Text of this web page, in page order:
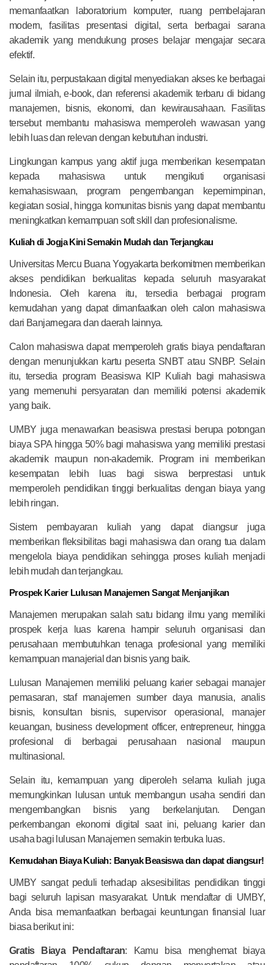
memanfaatkan laboratorium komputer, ruang pembelajaran
modern, fasilitas presentasi digital, serta berbagai sarana
akademik yang mendukung proses belajar mengajar secara
efektif.
Selain itu, perpustakaan digital menyediakan akses ke berbagai
jurnal ilmiah, e-book, dan referensi akademik terbaru di bidang
manajemen, bisnis, ekonomi, dan kewirausahaan. Fasilitas
tersebut membantu mahasiswa memperoleh wawasan yang
lebih luas dan relevan dengan kebutuhan industri.
Lingkungan kampus yang aktif juga memberikan kesempatan
kepada mahasiswa untuk mengikuti organisasi
kemahasiswaan, program pengembangan kepemimpinan,
kegiatan sosial, hingga komunitas bisnis yang dapat membantu
meningkatkan kemampuan soft skill dan profesionalisme.
Kuliah di Jogja Kini Semakin Mudah dan Terjangkau
Universitas Mercu Buana Yogyakarta berkomitmen memberikan
akses pendidikan berkualitas kepada seluruh masyarakat
Indonesia. Oleh karena itu, tersedia berbagai program
kemudahan yang dapat dimanfaatkan oleh calon mahasiswa
dari Banjarnegara dan daerah lainnya.
Calon mahasiswa dapat memperoleh gratis biaya pendaftaran
dengan menunjukkan kartu peserta SNBT atau SNBP. Selain
itu, tersedia program Beasiswa KIP Kuliah bagi mahasiswa
yang memenuhi persyaratan dan memiliki potensi akademik
yang baik.
UMBY juga menawarkan beasiswa prestasi berupa potongan
biaya SPA hingga 50% bagi mahasiswa yang memiliki prestasi
akademik maupun non-akademik. Program ini memberikan
kesempatan lebih luas bagi siswa berprestasi untuk
memperoleh pendidikan tinggi berkualitas dengan biaya yang
lebih ringan.
Sistem pembayaran kuliah yang dapat diangsur juga
memberikan fleksibilitas bagi mahasiswa dan orang tua dalam
mengelola biaya pendidikan sehingga proses kuliah menjadi
lebih mudah dan terjangkau.
Prospek Karier Lulusan Manajemen Sangat Menjanjikan
Manajemen merupakan salah satu bidang ilmu yang memiliki
prospek kerja luas karena hampir seluruh organisasi dan
perusahaan membutuhkan tenaga profesional yang memiliki
kemampuan manajerial dan bisnis yang baik.
Lulusan Manajemen memiliki peluang karier sebagai manajer
pemasaran, staf manajemen sumber daya manusia, analis
bisnis, konsultan bisnis, supervisor operasional, manajer
keuangan, business development officer, entrepreneur, hingga
profesional di berbagai perusahaan nasional maupun
multinasional.
Selain itu, kemampuan yang diperoleh selama kuliah juga
memungkinkan lulusan untuk membangun usaha sendiri dan
mengembangkan bisnis yang berkelanjutan. Dengan
perkembangan ekonomi digital saat ini, peluang karier dan
usaha bagi lulusan Manajemen semakin terbuka luas.
Kemudahan Biaya Kuliah: Banyak Beasiswa dan dapat diangsur!
UMBY sangat peduli terhadap aksesibilitas pendidikan tinggi
bagi seluruh lapisan masyarakat. Untuk mendaftar di UMBY,
Anda bisa memanfaatkan berbagai keuntungan finansial luar
biasa berikut ini:
Gratis Biaya Pendaftaran: Kamu bisa menghemat biaya